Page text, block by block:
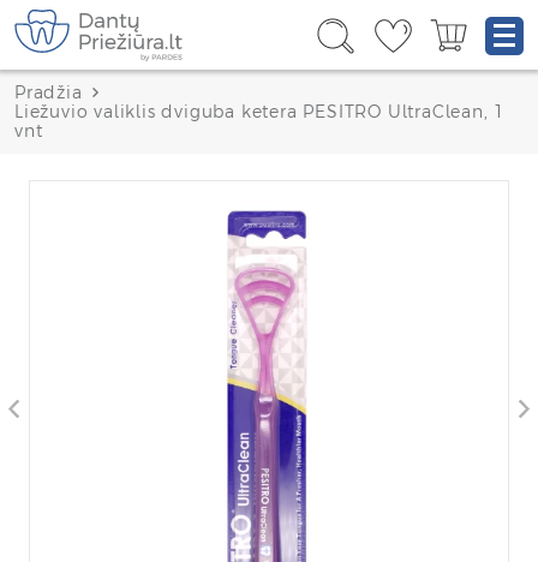
Pradžia
Liežuvio valiklis dviguba ketera PESITRO UltraClean, 1
vnt